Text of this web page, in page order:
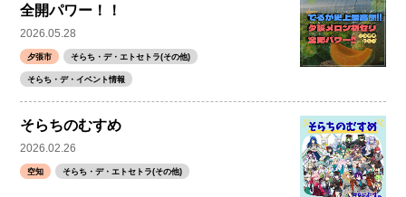
全開パワー！！
2026.05.28
夕張市 そらち・デ・エトセトラ(その他)
そらち・デ・イベント情報
そらちのむすめ
2026.02.26
空知 そらち・デ・エトセトラ(その他)